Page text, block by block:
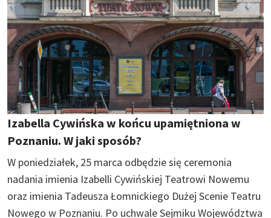
Izabella Cywińska w końcu upamiętniona w
Poznaniu. W jaki sposób?
W poniedziałek, 25 marca odbędzie się ceremonia
nadania imienia Izabelli Cywińskiej Teatrowi Nowemu
oraz imienia Tadeusza Łomnickiego Dużej Scenie Teatru
Nowego w Poznaniu. Po uchwale Sejmiku Województwa